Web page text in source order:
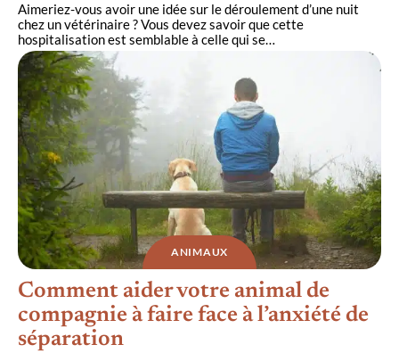
Aimeriez-vous avoir une idée sur le déroulement d’une nuit
chez un vétérinaire ? Vous devez savoir que cette
hospitalisation est semblable à celle qui se…
ANIMAUX
Comment aider votre animal de
compagnie à faire face à l’anxiété de
séparation